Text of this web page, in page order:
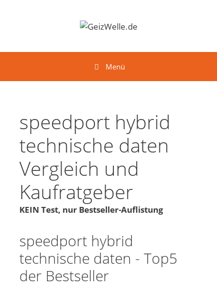
Menü
speedport hybrid
technische daten
Vergleich und
Kaufratgeber
KEIN Test, nur Bestseller-Auflistung
speedport hybrid
technische daten - Top5
der Bestseller